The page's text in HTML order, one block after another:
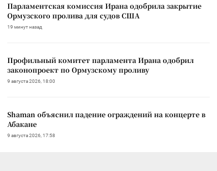
Парламентская комиссия Ирана одобрила закрытие
Ормузского пролива для судов США
19 минут назад
Профильный комитет парламента Ирана одобрил
законопроект по Ормузскому проливу
9 августа 2026, 18:00
Shaman объяснил падение ограждений на концерте в
Абакане
9 августа 2026, 17:58